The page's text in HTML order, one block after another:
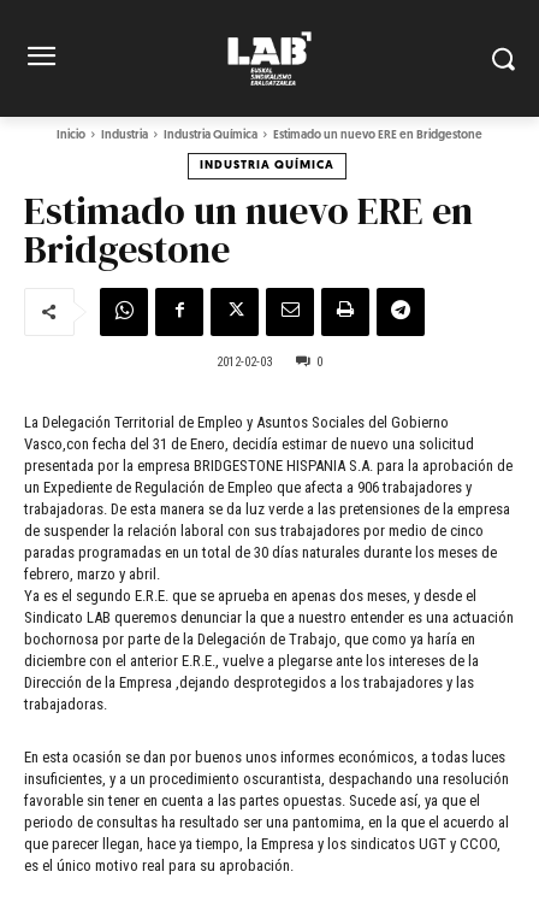
Inicio Industria Industria Química Estimado un nuevo ERE en Bridgestone
INDUSTRIA QUÍMICA
Estimado un nuevo ERE en
Bridgestone
2012-02-03 0
La Delegación Territorial de Empleo y Asuntos Sociales del Gobierno
Vasco,con fecha del 31 de Enero, decidía estimar de nuevo una solicitud
presentada por la empresa BRIDGESTONE HISPANIA S.A. para la aprobación de
un Expediente de Regulación de Empleo que afecta a 906 trabajadores y
trabajadoras. De esta manera se da luz verde a las pretensiones de la empresa
de suspender la relación laboral con sus trabajadores por medio de cinco
paradas programadas en un total de 30 días naturales durante los meses de
febrero, marzo y abril.
Ya es el segundo E.R.E. que se aprueba en apenas dos meses, y desde el
Sindicato LAB queremos denunciar la que a nuestro entender es una actuación
bochornosa por parte de la Delegación de Trabajo, que como ya haría en
diciembre con el anterior E.R.E., vuelve a plegarse ante los intereses de la
Dirección de la Empresa ,dejando desprotegidos a los trabajadores y las
trabajadoras.
En esta ocasión se dan por buenos unos informes económicos, a todas luces
insuficientes, y a un procedimiento oscurantista, despachando una resolución
favorable sin tener en cuenta a las partes opuestas. Sucede así, ya que el
periodo de consultas ha resultado ser una pantomima, en la que el acuerdo al
que parecer llegan, hace ya tiempo, la Empresa y los sindicatos UGT y CCOO,
es el único motivo real para su aprobación.